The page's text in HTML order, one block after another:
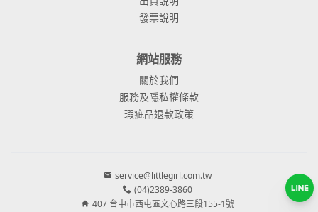
發票說明
網站服務
關於我們
服務及隱私權條款
瑕疵品退款政策
service@littlegirl.com.tw
(04)2389-3860
407 台中市西屯區文心路三段155-1號